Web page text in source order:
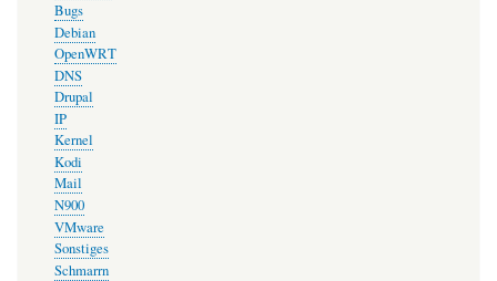
Bugs
Debian
OpenWRT
DNS
Drupal
IP
Kernel
Kodi
Mail
N900
VMware
Sonstiges
Schmarrn